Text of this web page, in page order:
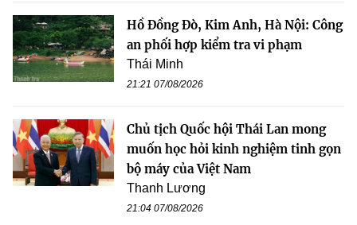
Hồ Đồng Đò, Kim Anh, Hà Nội: Công
an phối hợp kiểm tra vi phạm
Thái Minh
21:21 07/08/2026
Chủ tịch Quốc hội Thái Lan mong
muốn học hỏi kinh nghiệm tinh gọn
bộ máy của Việt Nam
Thanh Lương
21:04 07/08/2026